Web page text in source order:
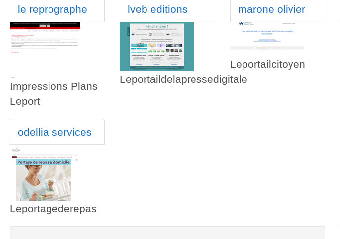
le reprographe
Impressions Plans
Leport
lveb editions
Leportaildelapressedigitale
marone olivier
Leportailcitoyen
odellia services
Leportagederepas